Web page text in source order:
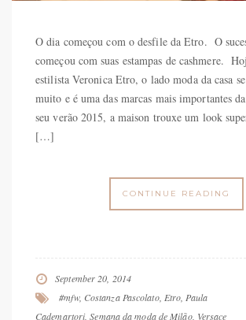
O dia começou com o desfile da Etro. O
começou com suas estampas de cashmere.
estilista Veronica Etro, o lado moda da casa
muito e é uma das marcas mais importantes
seu verão 2015, a maison trouxe um look
[…]
CONTINUE READING
September 20, 2014
#mfw, Costanza Pascolato, Etro Paula
Cademartori,Semana da moda de Milão, Versace